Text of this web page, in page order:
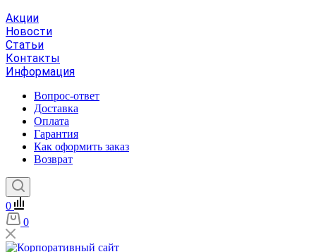
Акции
Новости
Статьи
Контакты
Информация
Вопрос-ответ
Доставка
Оплата
Гарантия
Как оформить заказ
Возврат
0
0